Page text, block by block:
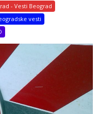
- Vesti Beograd
vesti